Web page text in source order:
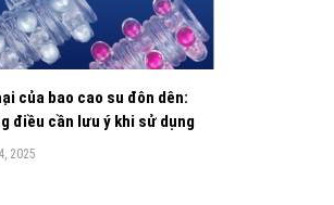
của bao cao su đôn dên:
điều cần lưu ý khi sử dụng
2025